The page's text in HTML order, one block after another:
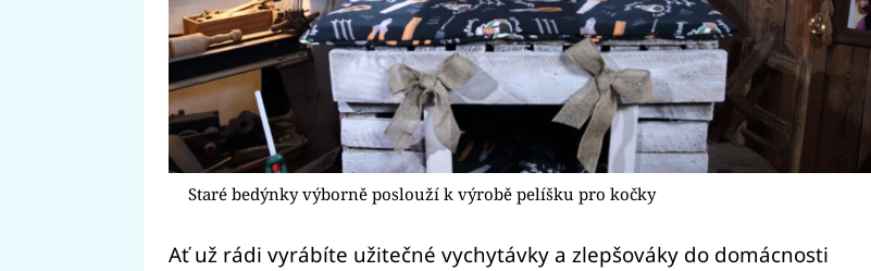
Staré bedýnky výborně poslouží k výrobě pelíšku pro kočky
Ať už rádi vyrábíte užitečné vychytávky a zlepšováky do domácnosti